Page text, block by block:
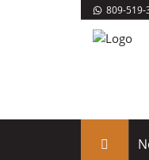
809-519-